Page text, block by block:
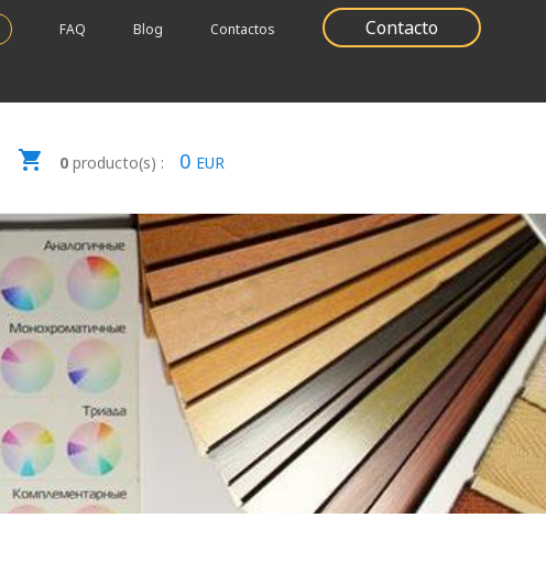
FAQ Blog Contactos Contacto
0producto(s) : 0 EUR